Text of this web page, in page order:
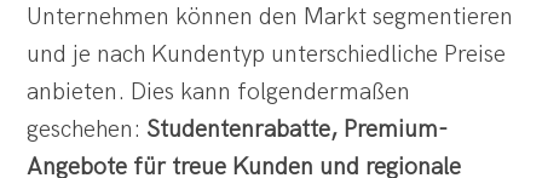
Unternehmen können den Markt segmentieren
und je nach Kundentyp unterschiedliche Preise
anbieten. Dies kann folgendermaßen
geschehen: Studentenrabatte, Premium-
Angebote für treue Kunden und regionale